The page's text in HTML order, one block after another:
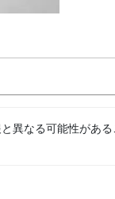
異なる可能性があ